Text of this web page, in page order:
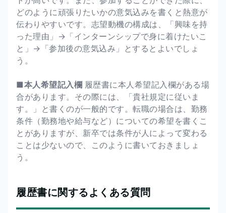
どのように頑張りたいかの意気込みを書くと熱意が
伝わりやすいです。志望動機の構成は、「興味を持
った理由」→「インターンシップで身に着けたいこ
と」→「参加後の意気込み」とするとよいでしょ
う。
■本人希望記入欄 履歴書に本人希望記入欄がある場
合があります。その際には、「貴社規定に従いま
す。」と書くのが一般的です。転職の場合は、勤務
条件（勤務地や給与など）についての希望を書くこ
とがありますが、新卒では条件が人によって変わる
ことは少ないので、このように書いておきましょ
う。
履歴書に関するよくある質問